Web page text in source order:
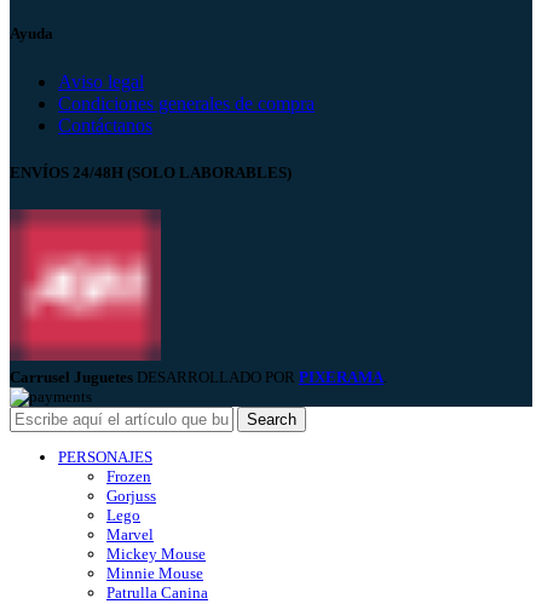
Ayuda
Aviso legal
Condiciones generales de compra
Contáctanos
ENVÍOS 24/48H (SOLO LABORABLES)
Carrusel Juguetes DESARROLLADO POR PIXERAMA
Search
PERSONAJES
Frozen
Gorjuss
Lego
Marvel
Mickey Mouse
Minnie Mouse
Patrulla Canina